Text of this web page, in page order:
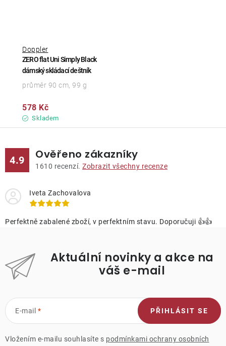
ZERO flat Uni Simply Black
dámský skládací deštník
Doppler
Skladem
578 Kč
průměr 90 cm, 99 g
4.9 Ověřeno zákazníky
1610 recenzí. Zobrazit všechny recenze
Iveta Zachovalova
Perfektně zabalené zboží, v perfektním stavu. Doporučuji 👍👍
Aktuální novinky a akce na
váš e-mail
E-mail
Vložením e-mailu souhlasíte s podmínkami ochrany osobních
PŘIHLÁSIT SE